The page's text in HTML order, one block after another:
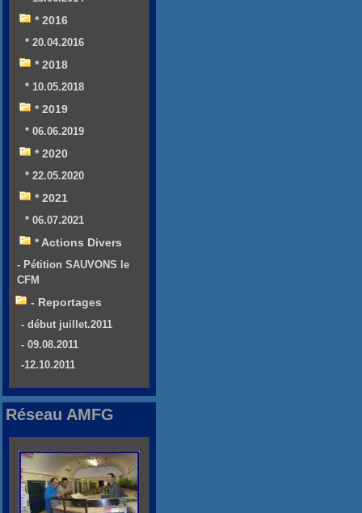
* 2016
* 20.04.2016
* 2018
* 10.05.2018
* 2019
* 06.06.2019
* 2020
* 22.05.2020
* 2021
* 06.07.2021
* Actions Divers
- Pétition SAUVONS le
CFM
- Reportages
- début juillet.2011
- 09.08.2011
-12.10.2011
Réseau AMFG